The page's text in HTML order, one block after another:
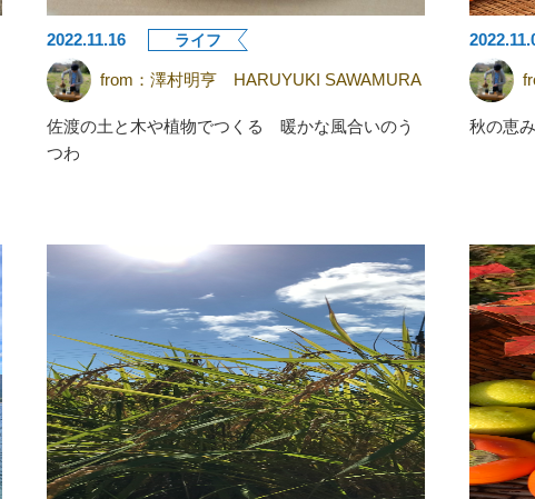
2022.11.16 ライフ
from： 澤村明亨 HARUYUKI SAWAMURA
佐渡の土と木や植物でつくる 暖かな風合いのう
つわ
秋の恵